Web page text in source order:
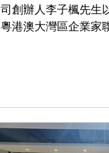
司創辦人李子楓先生
粵港澳大灣區企業家